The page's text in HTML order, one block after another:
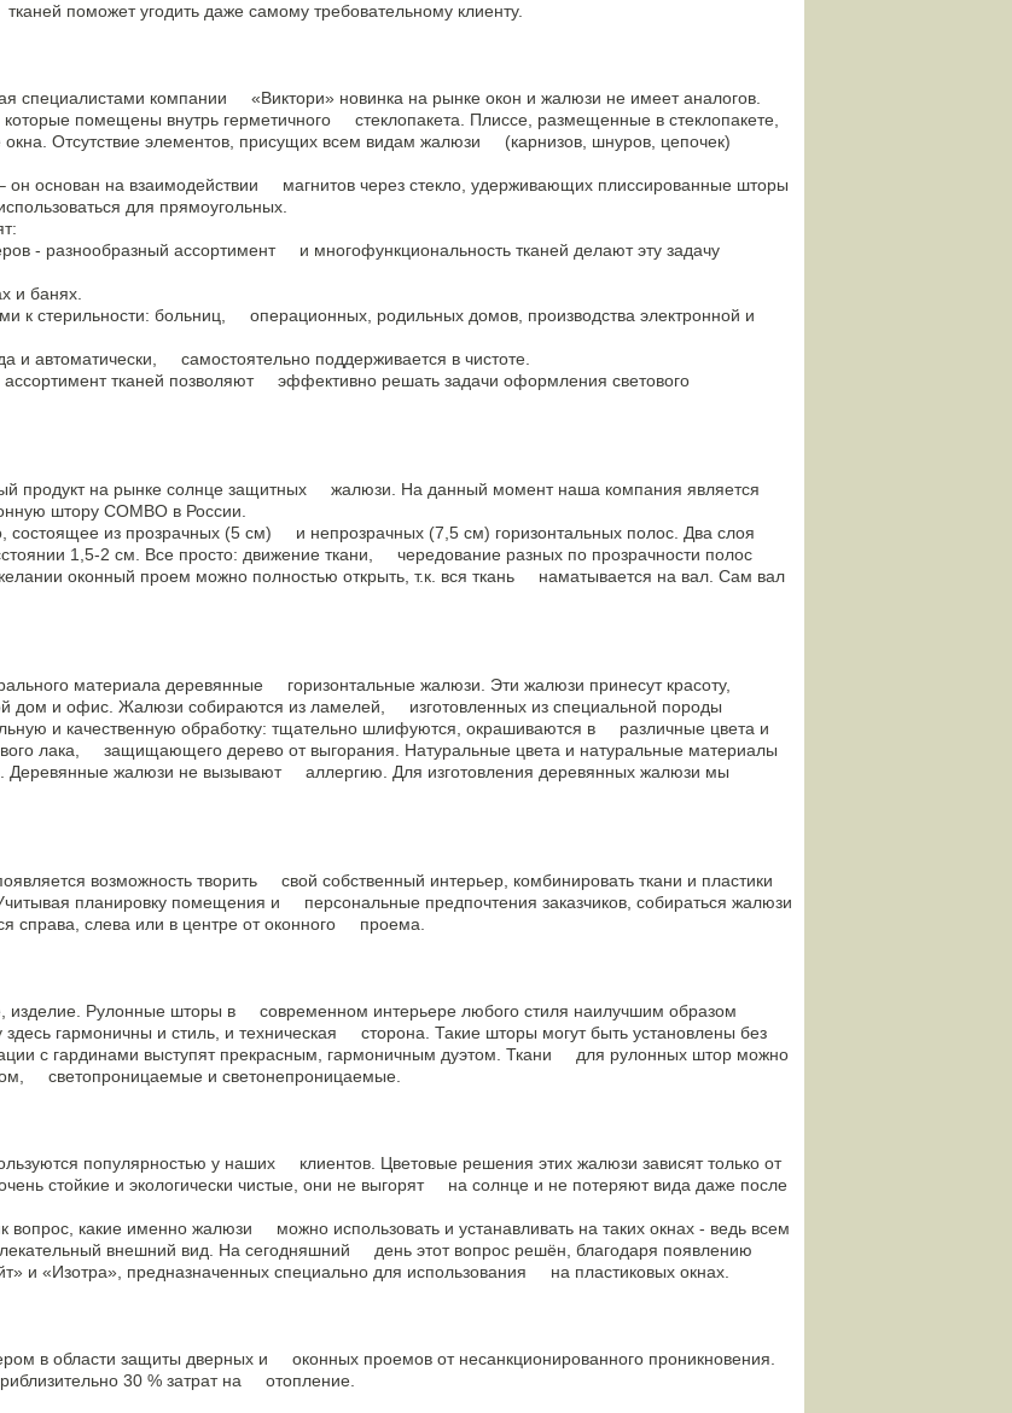
поможет угодить даже самому требовательному клиенту.
специалистами компании «Виктори» новинка на рынке окон и жалюзи не имеет аналогов.
помещены внутрь герметичного стеклопакета. Плиссе, размещенные в стеклопакете,
Отсутствие элементов, присущих всем видам жалюзи (карнизов, шнуров, цепочек)
основан на взаимодействии магнитов через стекло, удерживающих плиссированные шторы
для прямоугольных.
- разнообразный ассортимент и многофункциональность тканей делают эту задачу
и банях.
стерильности: больниц, операционных, родильных домов, производства электронной и
и автоматически, самостоятельно поддерживается в чистоте.
тканей позволяют эффективно решать задачи оформления светового
на рынке солнце защитных жалюзи. На данный момент наша компания является
штору СОМВО в России.
состоящее из прозрачных (5 см) и непрозрачных (7,5 см) горизонтальных полос. Два слоя
1,5-2 см. Все просто: движение ткани, чередование разных по прозрачности полос
оконный проем можно полностью открыть, т.к. вся ткань наматывается на вал. Сам вал
материала деревянные горизонтальные жалюзи. Эти жалюзи принесут красоту,
дом и офис. Жалюзи собираются из ламелей, изготовленных из специальной породы
и качественную обработку: тщательно шлифуются, окрашиваются в различные цвета и
лака, защищающего дерево от выгорания. Натуральные цвета и натуральные материалы
Деревянные жалюзи не вызывают аллергию. Для изготовления деревянных жалюзи мы
возможность творить свой собственный интерьер, комбинировать ткани и пластики
планировку помещения и персональные предпочтения заказчиков, собираться жалюзи
справа, слева или в центре от оконного проема.
Рулонные шторы в современном интерьере любого стиля наилучшим образом
гармоничны и стиль, и техническая сторона. Такие шторы могут быть установлены без
с гардинами выступят прекрасным, гармоничным дуэтом. Ткани для рулонных штор можно
светопроницаемые и светонепроницаемые.
популярностью у наших клиентов. Цветовые решения этих жалюзи зависят только от
стойкие и экологически чистые, они не выгорят на солнце и не потеряют вида даже после
вопрос, какие именно жалюзи можно использовать и устанавливать на таких окнах - ведь всем
внешний вид. На сегодняшний день этот вопрос решён, благодаря появлению
и «Изотра», предназначенных специально для использования на пластиковых окнах.
в области защиты дверных и оконных проемов от несанкционированного проникновения.
30 % затрат на отопление.